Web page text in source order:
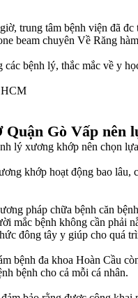
trung tâm bệnh viện đã
beam chuyên Về Răng
các bệnh lý, thắc mắc về y
HCM
Gò Vấp nên
lý xương khớp nên chọn
khớp hoạt động bao
pháp chữa bệnh căn
mắc bệnh không cần phải
đông tây y giúp cho quá
bệnh đa khoa Hoàn Cầu
bệnh cho cả mỗi cá nhân.